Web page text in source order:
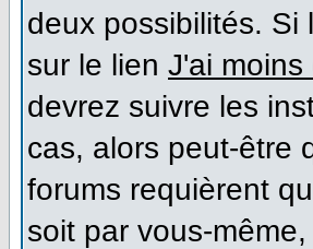
deux possibilités. Si
sur le lien J'ai
devrez suivre les
cas, alors peut-être
forums requièrent
soit par vous-